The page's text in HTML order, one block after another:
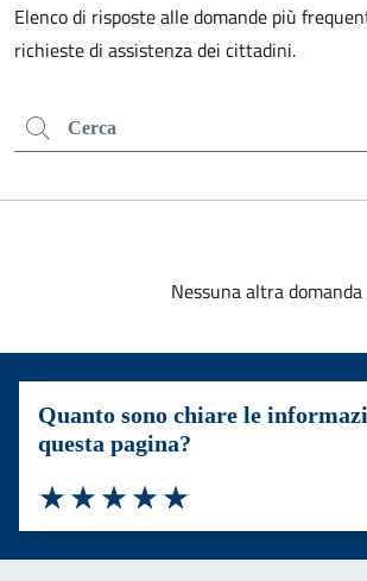
Elenco di risposte alle domande più
richieste di assistenza dei cittadini.
Cerca nel sito
Nessuna altra domanda
Quanto sono chiare le
questa pagina?
Valuta 5 stelle su 5
Valuta 4 stelle su 5
Valuta 3 stelle su 5
Valuta 2 stelle su 5
Valuta 1 stelle su 5